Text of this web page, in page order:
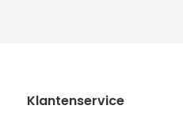
Klantenservice